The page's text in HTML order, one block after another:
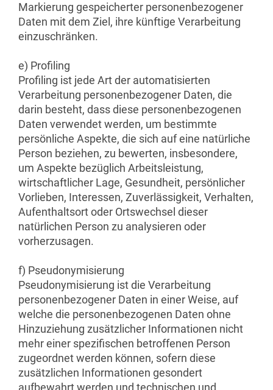
Markierung gespeicherter personenbezogener
Daten mit dem Ziel, ihre künftige Verarbeitung
einzuschränken.
e) Profiling
Profiling ist jede Art der automatisierten
Verarbeitung personenbezogener Daten, die
darin besteht, dass diese personenbezogenen
Daten verwendet werden, um bestimmte
persönliche Aspekte, die sich auf eine natürliche
Person beziehen, zu bewerten, insbesondere,
um Aspekte bezüglich Arbeitsleistung,
wirtschaftlicher Lage, Gesundheit, persönlicher
Vorlieben, Interessen, Zuverlässigkeit, Verhalten,
Aufenthaltsort oder Ortswechsel dieser
natürlichen Person zu analysieren oder
vorherzusagen.
f) Pseudonymisierung
Pseudonymisierung ist die Verarbeitung
personenbezogener Daten in einer Weise, auf
welche die personenbezogenen Daten ohne
Hinzuziehung zusätzlicher Informationen nicht
mehr einer spezifischen betroffenen Person
zugeordnet werden können, sofern diese
zusätzlichen Informationen gesondert